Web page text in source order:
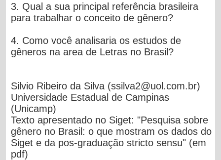
3. Qual a sua principal referência brasileira
para trabalhar o conceito de gênero?
4. Como você analisaria os estudos de
gêneros na area de Letras no Brasil?
Silvio Ribeiro da Silva (ssilva2@uol.com.br)
Universidade Estadual de Campinas
(Unicamp)
Texto apresentado no Siget: "Pesquisa sobre
gênero no Brasil: o que mostram os dados do
Siget e da pos-graduação stricto sensu" (em
pdf)